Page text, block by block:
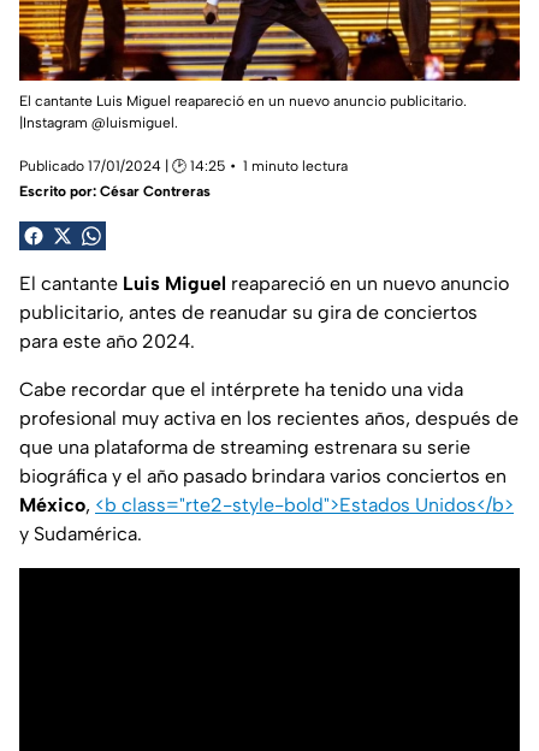
El cantante Luis Miguel reapareció en un nuevo anuncio publicitario.
|Instagram @luismiguel.
Publicado 17/01/2024 | 🕑 14:25
1 minuto lectura
Escrito por: César Contreras
El cantante Luis Miguel reapareció en un nuevo anuncio
publicitario, antes de reanudar su gira de conciertos
para este año 2024.
Cabe recordar que el intérprete ha tenido una vida
profesional muy activa en los recientes años, después de
que una plataforma de streaming estrenara su serie
biográfica y el año pasado brindara varios conciertos en
México, <b class="rte2-style-bold">Estados Unidos</b>
y Sudamérica.